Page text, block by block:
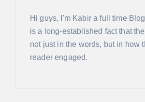
Hi guys, I'm Kabir a full time
is a long-established fact that
not just in the words, but in how
reader engaged.